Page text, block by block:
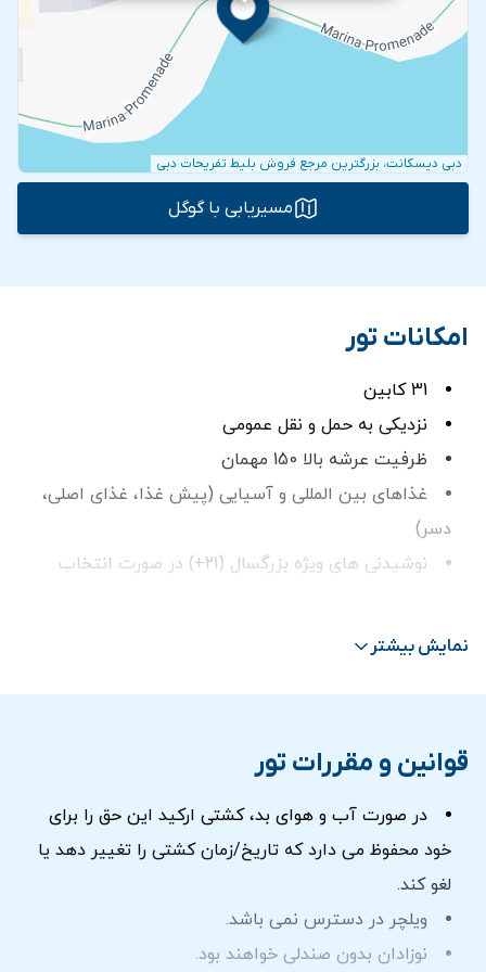
دبی دیسکانت، بزرگترین مرجع فروش بلیط تفریحات دبی
مسیریابی با گوگل
امکانات تور
31 کابین
نزدیکی به حمل و نقل عمومی
ظرفیت عرشه بالا 150 مهمان
غذاهای بین المللی و آسیایی (پیش غذا، غذای اصلی،
دسر)
نوشیدنی های ویژه بزرگسال (۲۱+) در صورت انتخاب
کیک سوپرایز در صورت انتخاب
ترانسفر رفت و برگشت خصوصی از درب هتل در صورت
انتخاب
غذای بین المللی در تور كشتی ارکید
در تور کشتی ارکید
غذاهای پنج ستاره
نمایش بیشتر
قوانین و مقررات تور
در صورت آب و هوای بد، کشتی ارکید این حق را برای
خود محفوظ می دارد که تاریخ/زمان کشتی را تغییر دهد یا
لغو کند.
ویلچر در دسترس نمی باشد.
نوزادان بدون صندلی خواهند بود.